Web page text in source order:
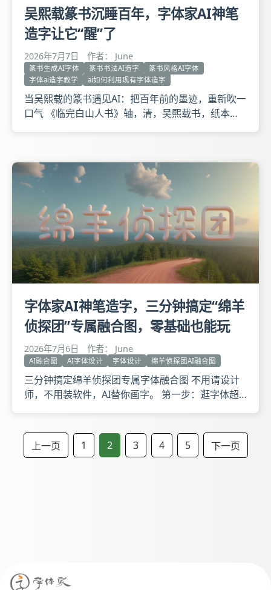
吴熙载篆书沉睡百年，字体家AI神笔
造字让它“醒”了
2026年7月7日 作者： June
篆书生成AI字体 篆书书法AI造字
篆书风格AI字体
字体ai造字教学
ai如何利用现有字体造字
当吴熙载的篆书遇见AI：把百年前的墨迹，重新吹一
口气 《临完白山人书》轴，清，吴熙载书，纸本，
精惟一，允执厥中，又发尧所未发也。 仲祥二兄
属。临完白山人
字体家AI神笔造字，三分钟搞定“绵羊
侦探团”专属融合图，零基础也能玩
2026年7月6日 作者： June
AI融合图 AI字体设计 字体设计 绵羊侦探团AI融合图
三分钟搞定绵羊侦探团专属字体融合图 不用请设计
师，不用装软件，AI替你画字。 第一步：逛字体超
毛茸茸的蠢萌路线，还是戴着眼镜的机智小分队？里
面几十款模型各有脾性有的圆润像棉花糖，有的带手
上一页 1 2 3 4 5 下一页